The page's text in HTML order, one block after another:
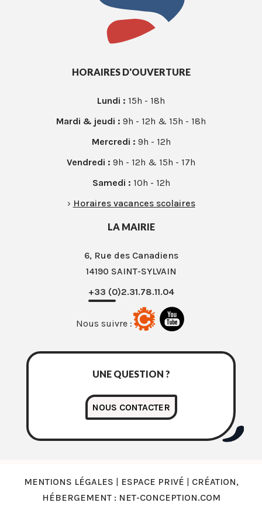
HORAIRES D'OUVERTURE
Lundi : 15h - 18h
Mardi & jeudi : 9h - 12h & 15h - 18h
Mercredi : 9h - 12h
Vendredi : 9h - 12h & 15h - 17h
Samedi : 10h - 12h
› Horaires vacances scolaires
LA MAIRIE
6, Rue des Canadiens
14190 SAINT-SYLVAIN
+33 (0)2.31.78.11.04
Nous suivre :
UNE QUESTION ?
NOUS CONTACTER
MENTIONS LÉGALES | ESPACE PRIVÉ | CRÉATION,
HÉBERGEMENT : NET-CONCEPTION.COM